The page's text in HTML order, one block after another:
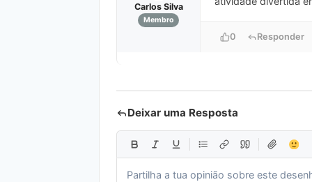
Carlos Silva
Membro
0 Responder
Deixar uma Resposta